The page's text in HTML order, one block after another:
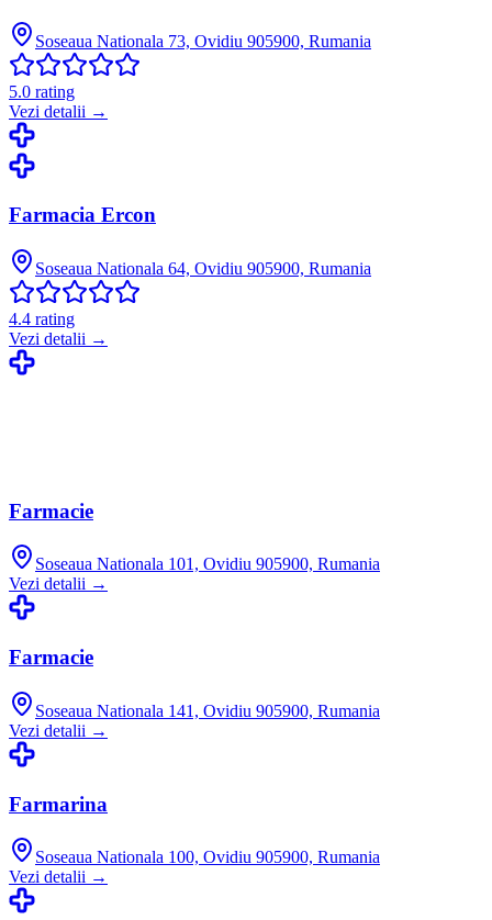
Soseaua Nationala 73, Ovidiu 905900, Rumania
5.0 rating
Vezi detalii →
Farmacia Ercon
Soseaua Nationala 64, Ovidiu 905900, Rumania
4.4 rating
Vezi detalii →
Farmacie
Soseaua Nationala 101, Ovidiu 905900, Rumania
Vezi detalii →
Farmacie
Soseaua Nationala 141, Ovidiu 905900, Rumania
Vezi detalii →
Farmarina
Soseaua Nationala 100, Ovidiu 905900, Rumania
Vezi detalii →